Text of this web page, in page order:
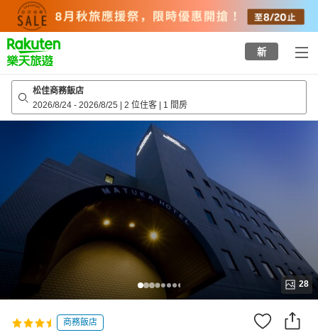
top
page
新
松佳商務飯店
2026/8/24 - 2026/8/25 | 2 位住客 | 1 間房
28
商務飯店